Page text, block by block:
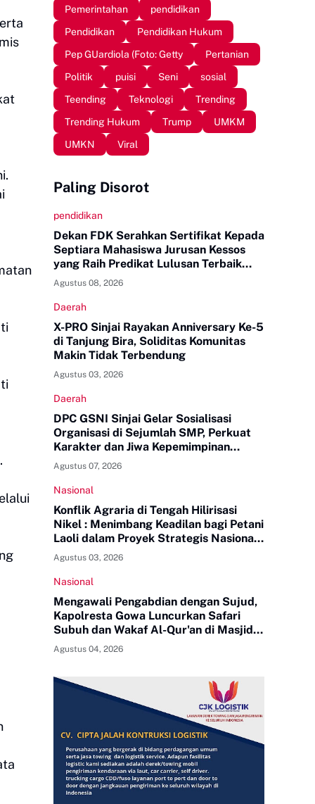
Pemerintahan
pendidikan
Pendidikan
Pendidikan Hukum
Pep GUardiola (Foto: Getty
Pertanian
Politik
puisi Seni
sosial
Teending
Teknologi
Trending
Trending Hukum
Trump
UMKM
UMKN
Viral
Paling Disorot
pendidikan
Dekan FDK Serahkan Sertifikat Kepada
Septiara Mahasiswa Jurusan Kessos
yang Raih Predikat Lulusan Terbaik
Tingkat UINAM
Agustus 08, 2026
Daerah
X-PRO Sinjai Rayakan Anniversary Ke-5
di Tanjung Bira, Soliditas Komunitas
Makin Tidak Terbendung
Agustus 03, 2026
Daerah
DPC GSNI Sinjai Gelar Sosialisasi
Organisasi di Sejumlah SMP, Perkuat
Karakter dan Jiwa Kepemimpinan
Pelajar
Agustus 07, 2026
Nasional
Konflik Agraria di Tengah Hilirisasi
Nikel : Menimbang Keadilan bagi Petani
Laoli dalam Proyek Strategis Nasional
PT Indonesia Huali Industry Park
Agustus 03, 2026
Nasional
Mengawali Pengabdian dengan Sujud,
Kapolresta Gowa Luncurkan Safari
Subuh dan Wakaf Al-Qur'an di Masjid
Tua
Agustus 04, 2026